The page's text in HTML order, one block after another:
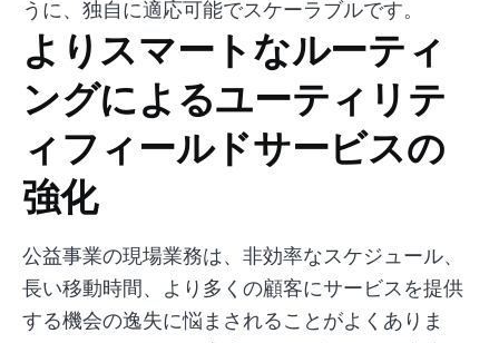
うに、独自に適応可能でスケーラブルです。
よりスマートなルーティ
ングによるユーティリテ
ィフィールドサービスの
強化
公益事業の現場業務は、非効率なスケジュール、
長い移動時間、より多くの顧客にサービスを提供
する機会の逸失に悩まされることがよくありま